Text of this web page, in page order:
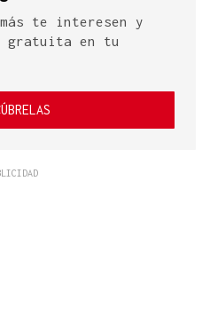
te interesen y
gratuita en tu